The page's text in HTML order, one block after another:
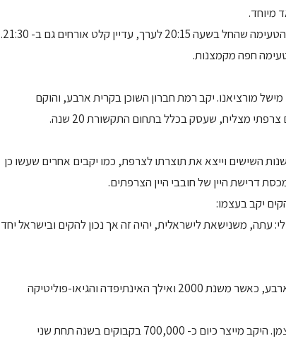
מיוחד.
כמות המשתתפים הרגילה כמעט והוכפלה, וערב הטעימה שהחל בשעה 20:15 לערך, עדיין קלט אורחים גם ב- 21:30.
חפה מקמצנות.
מורציאנו. יקב רמת חברון השוכן בקרית ארבע, והוקם
מצליח, שעסק בכלל בתחום התקשורת 20 שנה.
השישים וייצא את תוצרתו לצרפת, כמו יקבים אחרים שעשו כן
דרישת היין של חובבי היין הצרפתים.
יקב בעצמו:
עתה, משנישאת לישראלית, יהיה זה אך נכון להקים ובישראל יחד
כך מצא עצמו מישל מורציאנו מקים יקב בקרית ארבע, כאשר משנת 2000 ואילך האינתיפדה והגיאו-פוליטיקה
היקב החל לשגשג, והתוצאות החלו לדבר בעד עצמן. היקב מייצר כיום כ- 700,000 בקבוקים בשנה תחת שני